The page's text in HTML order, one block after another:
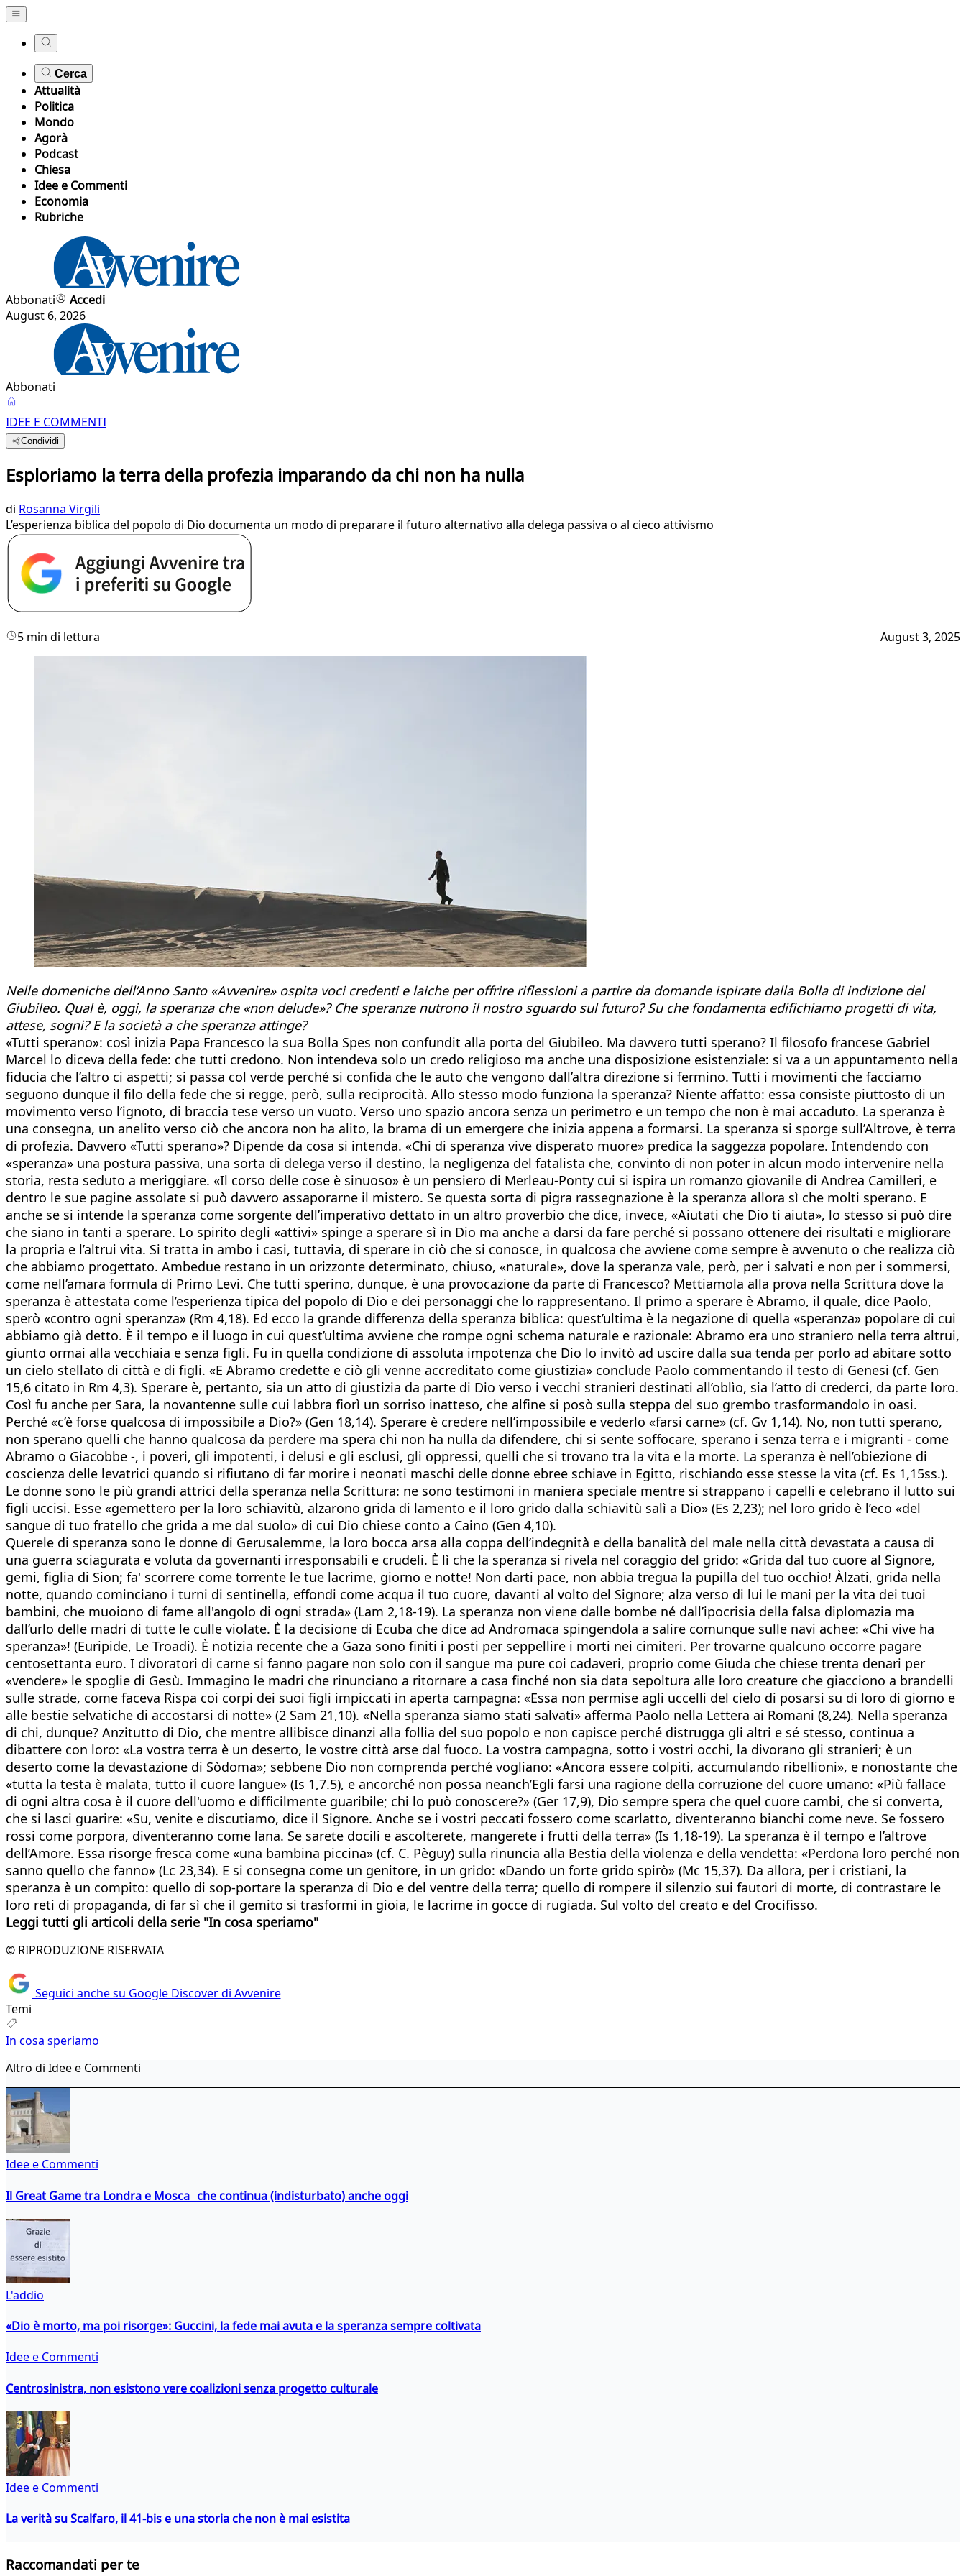
Cerca
Attualità
Politica
Mondo
Agorà
Podcast
Chiesa
Idee e Commenti
Economia
Rubriche
Abbonati
Accedi
August 6, 2026
Abbonati
IDEE E COMMENTI
Condividi
Esploriamo la terra della profezia imparando da chi non ha nulla
di Rosanna Virgili
L’esperienza biblica del popolo di Dio documenta un modo di preparare il futuro alternativo alla delega passiva o al cieco attivismo
5 min di lettura August 3, 2025
Nelle domeniche dell’Anno Santo «Avvenire» ospita voci credenti e laiche per offrire riflessioni a partire da domande ispirate dalla Bolla di indizione del
Giubileo. Qual è, oggi, la speranza che «non delude»? Che speranze nutrono il nostro sguardo sul futuro? Su che fondamenta edifichiamo progetti di vita,
attese, sogni? E la società a che speranza attinge?
«Tutti sperano»: così inizia Papa Francesco la sua Bolla Spes non confundit alla porta del Giubileo. Ma davvero tutti sperano? Il filosofo francese Gabriel
Marcel lo diceva della fede: che tutti credono. Non intendeva solo un credo religioso ma anche una disposizione esistenziale: si va a un appuntamento nella
fiducia che l’altro ci aspetti; si passa col verde perché si confida che le auto che vengono dall’altra direzione si fermino. Tutti i movimenti che facciamo
seguono dunque il filo della fede che si regge, però, sulla reciprocità. Allo stesso modo funziona la speranza? Niente affatto: essa consiste piuttosto di un
movimento verso l’ignoto, di braccia tese verso un vuoto. Verso uno spazio ancora senza un perimetro e un tempo che non è mai accaduto. La speranza è
una consegna, un anelito verso ciò che ancora non ha alito, la brama di un emergere che inizia appena a formarsi. La speranza si sporge sull’Altrove, è terra
di profezia. Davvero «Tutti sperano»? Dipende da cosa si intenda. «Chi di speranza vive disperato muore» predica la saggezza popolare. Intendendo con
«speranza» una postura passiva, una sorta di delega verso il destino, la negligenza del fatalista che, convinto di non poter in alcun modo intervenire nella
storia, resta seduto a meriggiare. «Il corso delle cose è sinuoso» è un pensiero di Merleau-Ponty cui si ispira un romanzo giovanile di Andrea Camilleri, e
dentro le sue pagine assolate si può davvero assaporarne il mistero. Se questa sorta di pigra rassegnazione è la speranza allora sì che molti sperano. E
anche se si intende la speranza come sorgente dell’imperativo dettato in un altro proverbio che dice, invece, «Aiutati che Dio ti aiuta», lo stesso si può dire
che siano in tanti a sperare. Lo spirito degli «attivi» spinge a sperare sì in Dio ma anche a darsi da fare perché si possano ottenere dei risultati e migliorare
la propria e l’altrui vita. Si tratta in ambo i casi, tuttavia, di sperare in ciò che si conosce, in qualcosa che avviene come sempre è avvenuto o che realizza ciò
che abbiamo progettato. Ambedue restano in un orizzonte determinato, chiuso, «naturale», dove la speranza vale, però, per i salvati e non per i sommersi,
come nell’amara formula di Primo Levi. Che tutti sperino, dunque, è una provocazione da parte di Francesco? Mettiamola alla prova nella Scrittura dove la
speranza è attestata come l’esperienza tipica del popolo di Dio e dei personaggi che lo rappresentano. Il primo a sperare è Abramo, il quale, dice Paolo,
sperò «contro ogni speranza» (Rm 4,18). Ed ecco la grande differenza della speranza biblica: quest’ultima è la negazione di quella «speranza» popolare di cui
abbiamo già detto. È il tempo e il luogo in cui quest’ultima avviene che rompe ogni schema naturale e razionale: Abramo era uno straniero nella terra altrui,
giunto ormai alla vecchiaia e senza figli. Fu in quella condizione di assoluta impotenza che Dio lo invitò ad uscire dalla sua tenda per porlo ad abitare sotto
un cielo stellato di città e di figli. «E Abramo credette e ciò gli venne accreditato come giustizia» conclude Paolo commentando il testo di Genesi (cf. Gen
15,6 citato in Rm 4,3). Sperare è, pertanto, sia un atto di giustizia da parte di Dio verso i vecchi stranieri destinati all’oblìo, sia l’atto di crederci, da parte loro.
Così fu anche per Sara, la novantenne sulle cui labbra fiorì un sorriso inatteso, che alfine si posò sulla steppa del suo grembo trasformandolo in oasi.
Perché «c’è forse qualcosa di impossibile a Dio?» (Gen 18,14). Sperare è credere nell’impossibile e vederlo «farsi carne» (cf. Gv 1,14). No, non tutti sperano,
non sperano quelli che hanno qualcosa da perdere ma spera chi non ha nulla da difendere, chi si sente soffocare, sperano i senza terra e i migranti - come
Abramo o Giacobbe -, i poveri, gli impotenti, i delusi e gli esclusi, gli oppressi, quelli che si trovano tra la vita e la morte. La speranza è nell’obiezione di
coscienza delle levatrici quando si rifiutano di far morire i neonati maschi delle donne ebree schiave in Egitto, rischiando esse stesse la vita (cf. Es 1,15ss.).
Le donne sono le più grandi attrici della speranza nella Scrittura: ne sono testimoni in maniera speciale mentre si strappano i capelli e celebrano il lutto sui
figli uccisi. Esse «gemettero per la loro schiavitù, alzarono grida di lamento e il loro grido dalla schiavitù salì a Dio» (Es 2,23); nel loro grido è l’eco «del
sangue di tuo fratello che grida a me dal suolo» di cui Dio chiese conto a Caino (Gen 4,10).
Querele di speranza sono le donne di Gerusalemme, la loro bocca arsa alla coppa dell’indegnità e della banalità del male nella città devastata a causa di
una guerra sciagurata e voluta da governanti irresponsabili e crudeli. È lì che la speranza si rivela nel coraggio del grido: «Grida dal tuo cuore al Signore,
gemi, figlia di Sion; fa' scorrere come torrente le tue lacrime, giorno e notte! Non darti pace, non abbia tregua la pupilla del tuo occhio! Àlzati, grida nella
notte, quando cominciano i turni di sentinella, effondi come acqua il tuo cuore, davanti al volto del Signore; alza verso di lui le mani per la vita dei tuoi
bambini, che muoiono di fame all'angolo di ogni strada» (Lam 2,18-19). La speranza non viene dalle bombe né dall’ipocrisia della falsa diplomazia ma
dall’urlo delle madri di tutte le culle violate. È la decisione di Ecuba che dice ad Andromaca spingendola a salire comunque sulle navi achee: «Chi vive ha
speranza»! (Euripide, Le Troadi). È notizia recente che a Gaza sono finiti i posti per seppellire i morti nei cimiteri. Per trovarne qualcuno occorre pagare
centosettanta euro. I divoratori di carne si fanno pagare non solo con il sangue ma pure coi cadaveri, proprio come Giuda che chiese trenta denari per
«vendere» le spoglie di Gesù. Immagino le madri che rinunciano a ritornare a casa finché non sia data sepoltura alle loro creature che giacciono a brandelli
sulle strade, come faceva Rispa coi corpi dei suoi figli impiccati in aperta campagna: «Essa non permise agli uccelli del cielo di posarsi su di loro di giorno e
alle bestie selvatiche di accostarsi di notte» (2 Sam 21,10). «Nella speranza siamo stati salvati» afferma Paolo nella Lettera ai Romani (8,24). Nella speranza
di chi, dunque? Anzitutto di Dio, che mentre allibisce dinanzi alla follia del suo popolo e non capisce perché distrugga gli altri e sé stesso, continua a
dibattere con loro: «La vostra terra è un deserto, le vostre città arse dal fuoco. La vostra campagna, sotto i vostri occhi, la divorano gli stranieri; è un
deserto come la devastazione di Sòdoma»; sebbene Dio non comprenda perché vogliano: «Ancora essere colpiti, accumulando ribellioni», e nonostante che
«tutta la testa è malata, tutto il cuore langue» (Is 1,7.5), e ancorché non possa neanch’Egli farsi una ragione della corruzione del cuore umano: «Più fallace
di ogni altra cosa è il cuore dell'uomo e difficilmente guaribile; chi lo può conoscere?» (Ger 17,9), Dio sempre spera che quel cuore cambi, che si converta,
che si lasci guarire: «Su, venite e discutiamo, dice il Signore. Anche se i vostri peccati fossero come scarlatto, diventeranno bianchi come neve. Se fossero
rossi come porpora, diventeranno come lana. Se sarete docili e ascolterete, mangerete i frutti della terra» (Is 1,18-19). La speranza è il tempo e l’altrove
dell’Amore. Essa risorge fresca come «una bambina piccina» (cf. C. Pèguy) sulla rinuncia alla Bestia della violenza e della vendetta: «Perdona loro perché non
sanno quello che fanno» (Lc 23,34). E si consegna come un genitore, in un grido: «Dando un forte grido spirò» (Mc 15,37). Da allora, per i cristiani, la
speranza è un compito: quello di sop-portare la speranza di Dio e del ventre della terra; quello di rompere il silenzio sui fautori di morte, di contrastare le
loro reti di propaganda, di far sì che il gemito si trasformi in gioia, le lacrime in gocce di rugiada. Sul volto del creato e del Crocifisso.
Leggi tutti gli articoli della serie "In cosa speriamo"
© RIPRODUZIONE RISERVATA
Seguici anche su Google Discover di Avvenire
Temi
In cosa speriamo
Altro di Idee e Commenti
Idee e Commenti
Il Great Game tra Londra e Mosca che continua (indisturbato) anche oggi
L'addio
«Dio è morto, ma poi risorge»: Guccini, la fede mai avuta e la speranza sempre coltivata
Idee e Commenti
Centrosinistra, non esistono vere coalizioni senza progetto culturale
Idee e Commenti
La verità su Scalfaro, il 41-bis e una storia che non è mai esistita
Raccomandati per te